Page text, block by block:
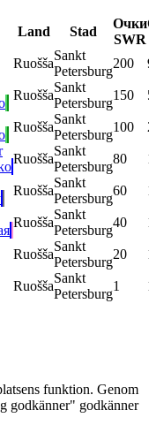
Land Stad
Очки
SWR
Ruošša
Sankt
Petersburg
200
Ruošša
Sankt
Petersburg
150
Ruošša
Sankt
Petersburg
100
Ruošša
Sankt
Petersburg
80
Ruošša
Sankt
Petersburg
60
Ruošša
Sankt
Petersburg
40
Ruošša
Sankt
Petersburg
20
Ruošša
Sankt
Petersburg
1
funktion. Genom
godkänner" godkänner